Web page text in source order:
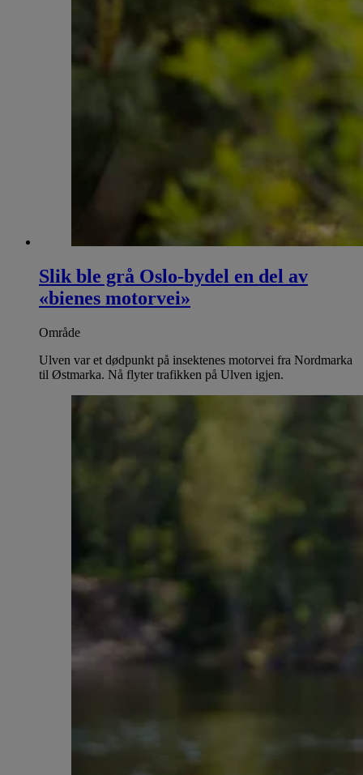
Slik ble grå Oslo-bydel en del av
«bienes motorvei»
Område
Ulven var et dødpunkt på insektenes motorvei fra Nordmarka
til Østmarka. Nå flyter trafikken på Ulven igjen.